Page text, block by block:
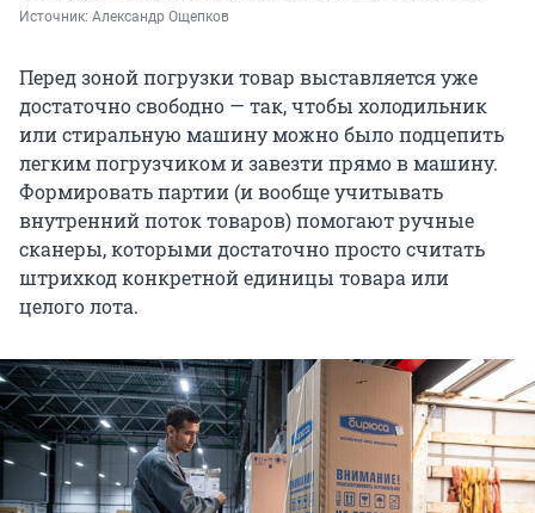
Источник: Александр Ощепков
Перед зоной погрузки товар выставляется уже
достаточно свободно — так, чтобы холодильник
или стиральную машину можно было подцепить
легким погрузчиком и завезти прямо в машину.
Формировать партии (и вообще учитывать
внутренний поток товаров) помогают ручные
сканеры, которыми достаточно просто считать
штрихкод конкретной единицы товара или
целого лота.